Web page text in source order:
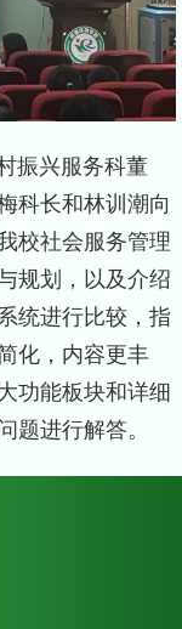
振兴服务科董
科长和林训潮向
校社会服务管理
规划，以及介绍
统进行比较，指
化，内容更丰
功能板块和详细
题进行解答。